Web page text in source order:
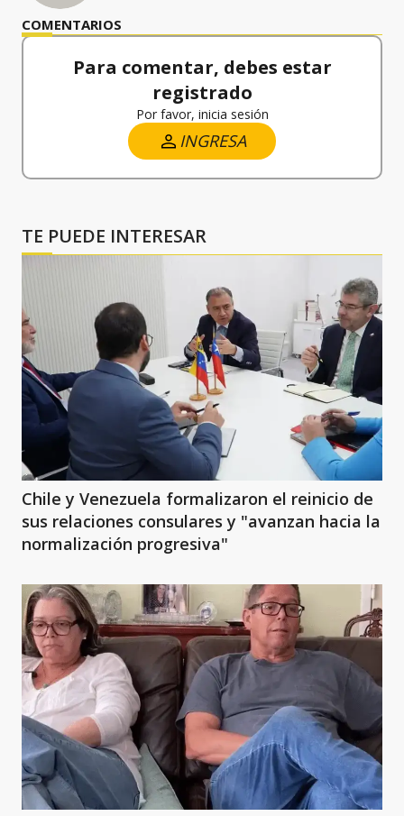
COMENTARIOS
Para comentar, debes estar
registrado
Por favor, inicia sesión
INGRESA
TE PUEDE INTERESAR
Chile y Venezuela formalizaron el reinicio de
sus relaciones consulares y "avanzan hacia la
normalización progresiva"